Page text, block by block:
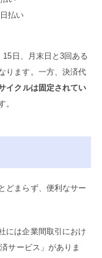
払い
15日、月末日と3回ある
ります。一方、決済代
イクルは固定されてい
。
どまらず、便利なサー
には企業間取引におけ
サービス」がありま